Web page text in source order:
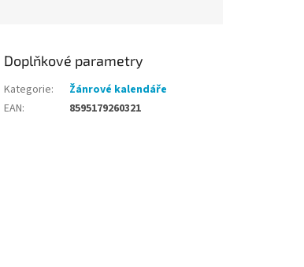
Doplňkové parametry
Kategorie:
Žánrové kalendáře
EAN: 8595179260321